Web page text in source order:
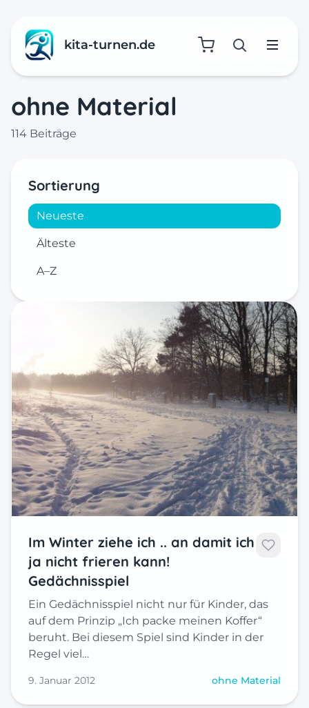
kita-turnen.de SucheMenü
ohne Material
114 Beiträge
Sortierung
Neueste
Älteste
A–Z
Im Winter ziehe ich .. an damit ich
ja nicht frieren kann!
Gedächnisspiel
Ein Gedächnisspiel nicht nur für Kinder, das
auf dem Prinzip „Ich packe meinen Koffer“
beruht. Bei diesem Spiel sind Kinder in der
Regel viel…
9. Januar 2012 ohne Material